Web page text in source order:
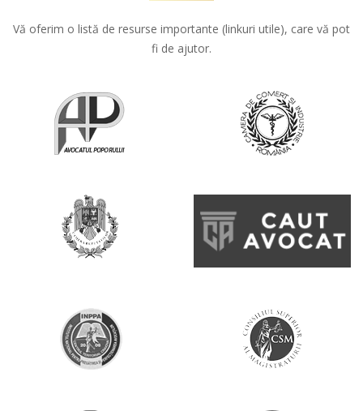
Vă oferim o listă de resurse importante (linkuri utile), care vă pot
fi de ajutor.